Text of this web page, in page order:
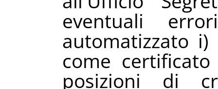
eventuali
automatizzato
come
posizioni di